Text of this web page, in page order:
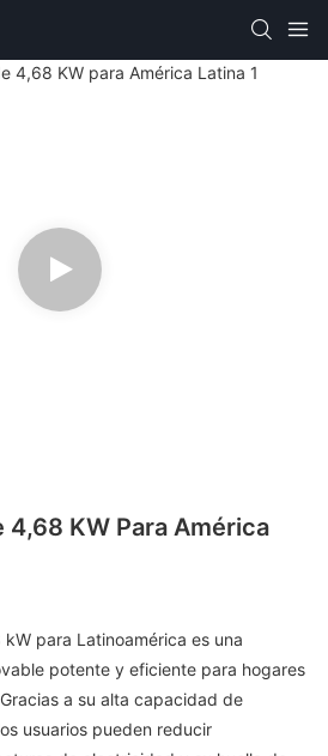
4,68 KW Para América
para Latinoamérica es una
potente y eficiente para hogares
a su alta capacidad de
usuarios pueden reducir